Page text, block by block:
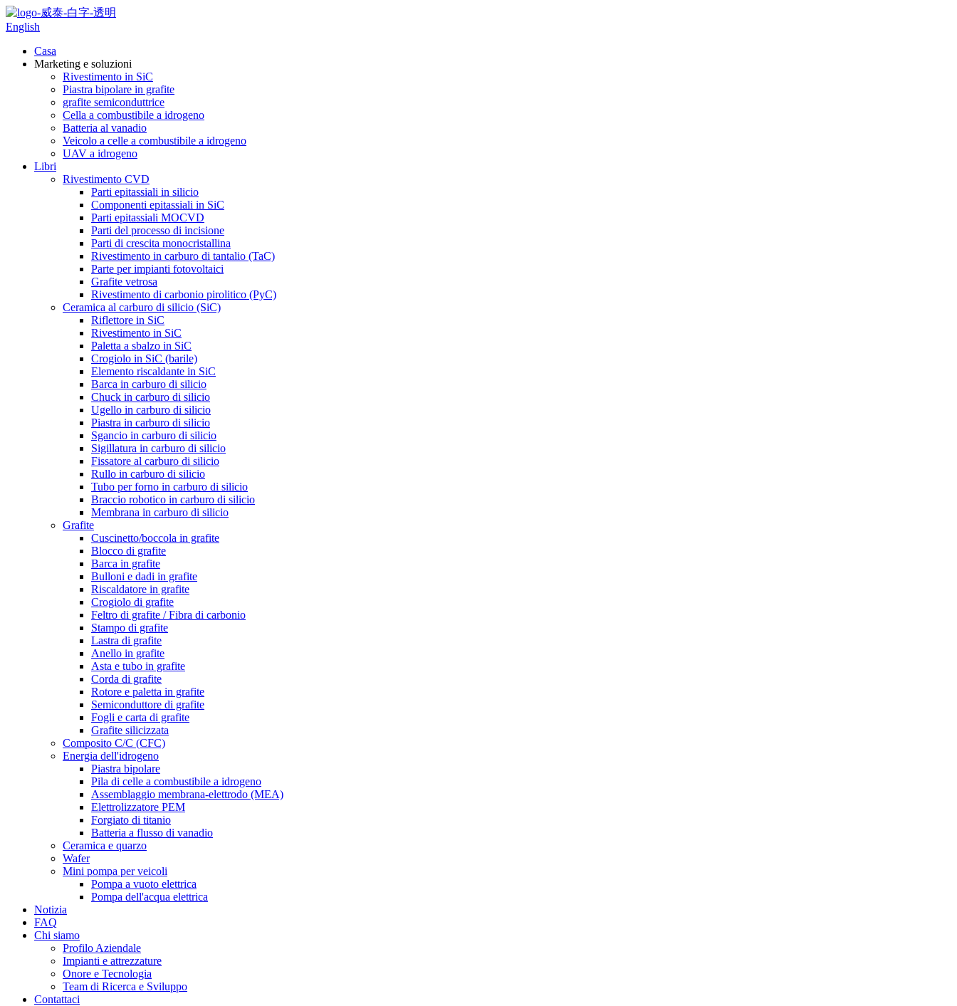
English
Casa
Marketing e soluzioni
Rivestimento in SiC
Piastra bipolare in grafite
grafite semiconduttrice
Cella a combustibile a idrogeno
Batteria al vanadio
Veicolo a celle a combustibile a idrogeno
UAV a idrogeno
Libri
Rivestimento CVD
Parti epitassiali in silicio
Componenti epitassiali in SiC
Parti epitassiali MOCVD
Parti del processo di incisione
Parti di crescita monocristallina
Rivestimento in carburo di tantalio (TaC)
Parte per impianti fotovoltaici
Grafite vetrosa
Rivestimento di carbonio pirolitico (PyC)
Ceramica al carburo di silicio (SiC)
Riflettore in SiC
Rivestimento in SiC
Paletta a sbalzo in SiC
Crogiolo in SiC (barile)
Elemento riscaldante in SiC
Barca in carburo di silicio
Chuck in carburo di silicio
Ugello in carburo di silicio
Piastra in carburo di silicio
Sgancio in carburo di silicio
Sigillatura in carburo di silicio
Fissatore al carburo di silicio
Rullo in carburo di silicio
Tubo per forno in carburo di silicio
Braccio robotico in carburo di silicio
Membrana in carburo di silicio
Grafite
Cuscinetto/boccola in grafite
Blocco di grafite
Barca in grafite
Bulloni e dadi in grafite
Riscaldatore in grafite
Crogiolo di grafite
Feltro di grafite / Fibra di carbonio
Stampo di grafite
Lastra di grafite
Anello in grafite
Asta e tubo in grafite
Corda di grafite
Rotore e paletta in grafite
Semiconduttore di grafite
Fogli e carta di grafite
Grafite silicizzata
Composito C/C (CFC)
Energia dell'idrogeno
Piastra bipolare
Pila di celle a combustibile a idrogeno
Assemblaggio membrana-elettrodo (MEA)
Elettrolizzatore PEM
Forgiato di titanio
Batteria a flusso di vanadio
Ceramica e quarzo
Wafer
Mini pompa per veicoli
Pompa a vuoto elettrica
Pompa dell'acqua elettrica
Notizia
FAQ
Chi siamo
Profilo Aziendale
Impianti e attrezzature
Onore e Tecnologia
Team di Ricerca e Sviluppo
Contattaci